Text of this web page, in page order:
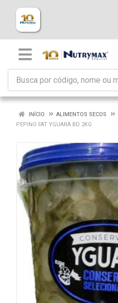
INÍCIO ALIMENTOS SECOS
PEPINO FAT YGUARA BD 2KG